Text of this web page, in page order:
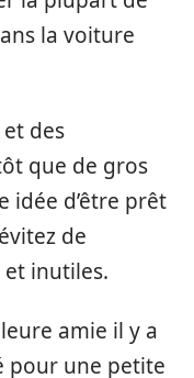
la voiture
des
que de gros
idée d’être prêt
de
inutiles.
amie il y a
pour une petite